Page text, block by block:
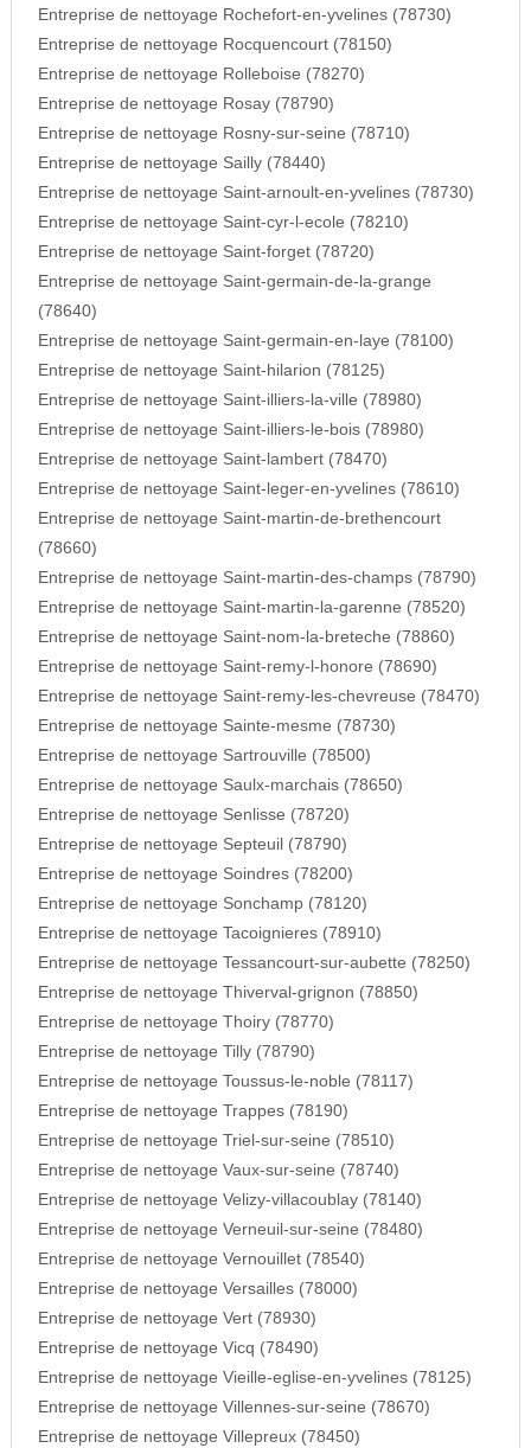
Entreprise de nettoyage Rochefort-en-yvelines (78730)
Entreprise de nettoyage Rocquencourt (78150)
Entreprise de nettoyage Rolleboise (78270)
Entreprise de nettoyage Rosay (78790)
Entreprise de nettoyage Rosny-sur-seine (78710)
Entreprise de nettoyage Sailly (78440)
Entreprise de nettoyage Saint-arnoult-en-yvelines (78730)
Entreprise de nettoyage Saint-cyr-l-ecole (78210)
Entreprise de nettoyage Saint-forget (78720)
Entreprise de nettoyage Saint-germain-de-la-grange
(78640)
Entreprise de nettoyage Saint-germain-en-laye (78100)
Entreprise de nettoyage Saint-hilarion (78125)
Entreprise de nettoyage Saint-illiers-la-ville (78980)
Entreprise de nettoyage Saint-illiers-le-bois (78980)
Entreprise de nettoyage Saint-lambert (78470)
Entreprise de nettoyage Saint-leger-en-yvelines (78610)
Entreprise de nettoyage Saint-martin-de-brethencourt
(78660)
Entreprise de nettoyage Saint-martin-des-champs (78790)
Entreprise de nettoyage Saint-martin-la-garenne (78520)
Entreprise de nettoyage Saint-nom-la-breteche (78860)
Entreprise de nettoyage Saint-remy-l-honore (78690)
Entreprise de nettoyage Saint-remy-les-chevreuse (78470)
Entreprise de nettoyage Sainte-mesme (78730)
Entreprise de nettoyage Sartrouville (78500)
Entreprise de nettoyage Saulx-marchais (78650)
Entreprise de nettoyage Senlisse (78720)
Entreprise de nettoyage Septeuil (78790)
Entreprise de nettoyage Soindres (78200)
Entreprise de nettoyage Sonchamp (78120)
Entreprise de nettoyage Tacoignieres (78910)
Entreprise de nettoyage Tessancourt-sur-aubette (78250)
Entreprise de nettoyage Thiverval-grignon (78850)
Entreprise de nettoyage Thoiry (78770)
Entreprise de nettoyage Tilly (78790)
Entreprise de nettoyage Toussus-le-noble (78117)
Entreprise de nettoyage Trappes (78190)
Entreprise de nettoyage Triel-sur-seine (78510)
Entreprise de nettoyage Vaux-sur-seine (78740)
Entreprise de nettoyage Velizy-villacoublay (78140)
Entreprise de nettoyage Verneuil-sur-seine (78480)
Entreprise de nettoyage Vernouillet (78540)
Entreprise de nettoyage Versailles (78000)
Entreprise de nettoyage Vert (78930)
Entreprise de nettoyage Vicq (78490)
Entreprise de nettoyage Vieille-eglise-en-yvelines (78125)
Entreprise de nettoyage Villennes-sur-seine (78670)
Entreprise de nettoyage Villepreux (78450)